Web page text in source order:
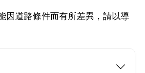
因道路條件而有所差異，請以導